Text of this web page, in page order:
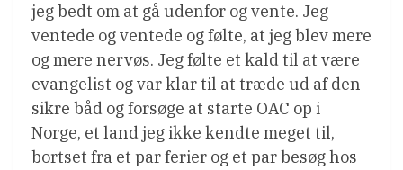
jeg bedt om at gå udenfor og vente. Jeg
ventede og ventede og følte, at jeg blev mere
og mere nervøs. Jeg følte et kald til at være
evangelist og var klar til at træde ud af den
sikre båd og forsøge at starte OAC op i
Norge, et land jeg ikke kendte meget til,
bortset fra et par ferier og et par besøg hos